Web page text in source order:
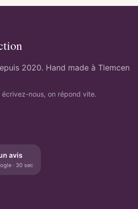
2020. Hand made à Tlemcen
écrivez-nous, on répond vite.
avis
· 30 sec